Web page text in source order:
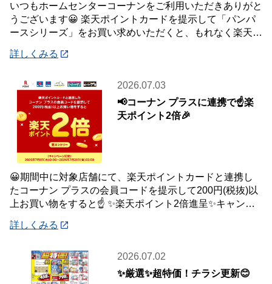
いつもホームセンターコーナンをご利用いただきありがと
うございます😀 楽天ポイントカードを提示して「パンパ
ースシリーズ」をお買い求めいただくと、もれなく楽天ポ
詳しくみる
2026.07.03
📢コーナン プラスに連携で☝️楽
天ポイント2倍🎉
😀期間中に対象店舗にて、楽天ポイントカードと連携し
たコーナン プラスの会員コードを提示して200円(税抜)以
上お買い物をすると☝️ ✨楽天ポイント2倍進呈✨キャンペ
詳しくみる
2026.07.02
✨厳選✨超特価！チラシ更新😊